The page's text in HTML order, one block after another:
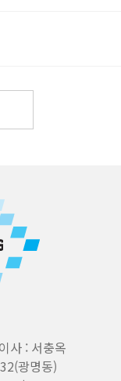
사 : 서충옥
광명동)